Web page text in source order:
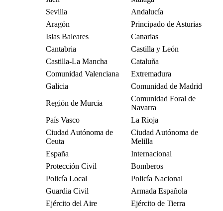
Sevilla
Andalucía
Aragón
Principado de Asturias
Islas Baleares
Canarias
Cantabria
Castilla y León
Castilla-La Mancha
Cataluña
Comunidad Valenciana
Extremadura
Galicia
Comunidad de Madrid
Región de Murcia
Comunidad Foral de
Navarra
País Vasco
La Rioja
Ciudad Autónoma de
Ceuta
Ciudad Autónoma de
Melilla
España
Internacional
Protección Civil
Bomberos
Policía Local
Policía Nacional
Guardia Civil
Armada Española
Ejército del Aire
Ejército de Tierra